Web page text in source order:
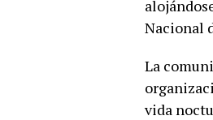
Nacional
La
vida